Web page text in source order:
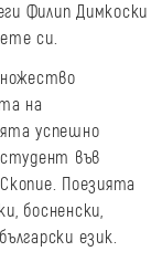
Филип Димкоски
си.
на
успешно
във
Поезията
босненски,
език.